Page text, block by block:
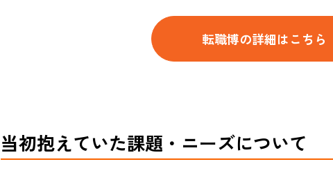
転職博の詳細はこちら
当初抱えていた課題・ニーズについて